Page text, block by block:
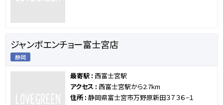
ジャンボエンチョー富士宮店
静岡
最寄駅 : 西富士宮駅
アクセス : 西富士宮駅から2.7km
住所 : 静岡県富士宮市万野原新田３７３６−１